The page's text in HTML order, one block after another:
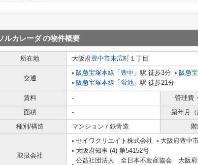
ルカレーダの物件概要
所在地 大阪府豊中市末広町 １丁目
交通
阪急宝塚本線 「 豊中 」駅 徒歩3分 阪急
阪急宝塚本線 「 蛍池 」駅 徒歩21分
賃料 - 管理費
面積
- 築年月（
種別/構造
マンション / 鉄骨造
取扱会社
セイワクリエイト株式会社 大阪府豊中
大阪府知事 (4) 第54152号
公益社団法人 全日本不動産協会 大阪